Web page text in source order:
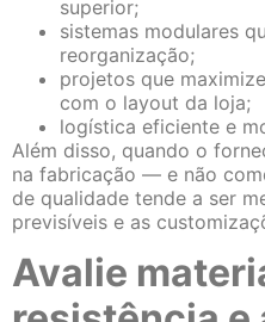
superior;
sistemas modulares
reorganização;
projetos que
com o layout da loja;
logística eficiente e
Além disso, quando o
na fabricação — e não
de qualidade tende a ser
previsíveis e as
Avalie